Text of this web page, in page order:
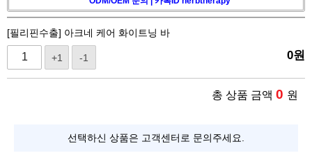
[필리핀수출] 아크네 케어 화이트닝 바
+1 -1 0원
총 상품 금액 0 원
선택하신 상품은 고객센터로 문의주세요.